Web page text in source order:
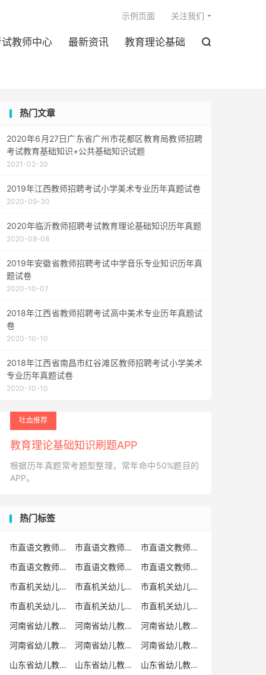
教师中心 最新资讯 教育理论基础 
示例页面 关注我们
热门文章
2020年6月27日广东省广州市花都区教育局教师招聘
考试教育基础知识+公共基础知识试题
2021-02-20
2019年江西教师招聘考试小学美术专业历年真题试卷
2020-09-30
2020年临沂教师招聘考试教育理论基础知识历年真题
2020-08-08
2019年安徽省教师招聘考试中学音乐专业知识历年真
题试卷
2020-10-07
2018年江西省教师招聘考试高中美术专业历年真题试
卷
2020-10-10
2018年江西省南昌市红谷滩区教师招聘考试小学美术
专业历年真题试卷
2020-10-10
吐血推荐
教育理论基础知识刷题APP
根据历年真题常考题型整理，常年命中50%题目的
APP。
热门标签
市直语文教师招聘 市直语文教师招聘考试真题
市直语文教师招聘考试真题卷
市直语文教师编制考试真题
市直语文教师编制考试真题卷
市直语文教师考试
市直机关幼儿教师招聘
市直机关幼儿教师考试
市直机关幼儿教师招聘考试真题
市直机关幼儿教师招聘考试真题卷
市直机关幼儿教师编制考试真题卷
市直机关幼儿教师编制考试真题
河南省幼儿教师招聘
河南省幼儿教师考试
河南省幼儿教师招聘考试真题
河南省幼儿教师招聘考试真题卷
河南省幼儿教师编制考试真题
河南省幼儿教师编制考试真题卷
山东省幼儿教师招聘
山东省幼儿教师考试
山东省幼儿教师招聘考试真题